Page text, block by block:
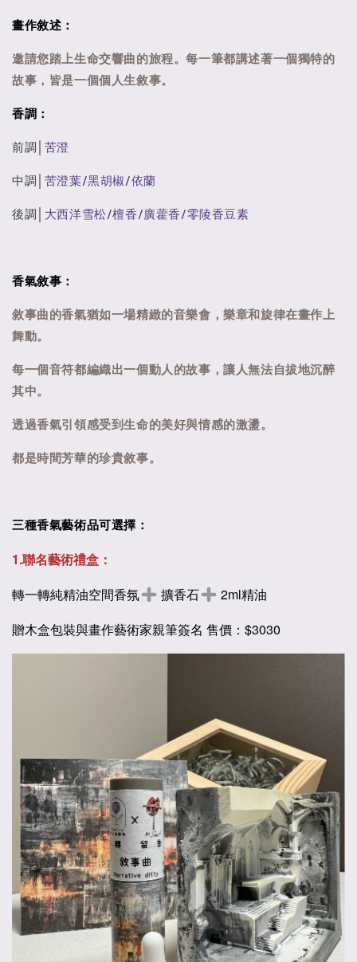
畫作敘述：
邀請您踏上生命交響曲的旅程。每一筆都講述著一個獨特的
故事，皆是一個個人生敘事。
香調：
前調│ 苦澄
中調│ 苦澄葉/黑胡椒/依蘭
後調│ 大西洋雪松/檀香/廣藿香/零陵香豆素
香氣敘事：
敘事曲的香氣猶如一場精緻的音樂會，樂章和旋律在畫作上
舞動。
每一個音符都編織出一個動人的故事，讓人無法自拔地沉醉
其中。
透過香氣引領感受到生命的美好與情感的激盪。
都是時間芳華的珍貴敘事。
三種香氣藝術品可選擇：
1.聯名藝術禮盒：
轉一轉純精油空間香氛
擴香石
2ml精油
贈木盒包裝與畫作藝術家親筆簽名 售價： $3030